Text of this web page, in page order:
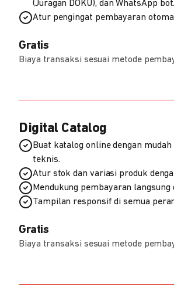
(Juragan DOKU), dan WhatsApp bot.
Atur pengingat pembayaran
Gratis
Biaya transaksi sesuai metode
Digital Catalog
Buat katalog online dengan
teknis.
Atur stok dan variasi produk
Mendukung pembayaran langsung
Tampilan responsif di semua
Gratis
Biaya transaksi sesuai metode